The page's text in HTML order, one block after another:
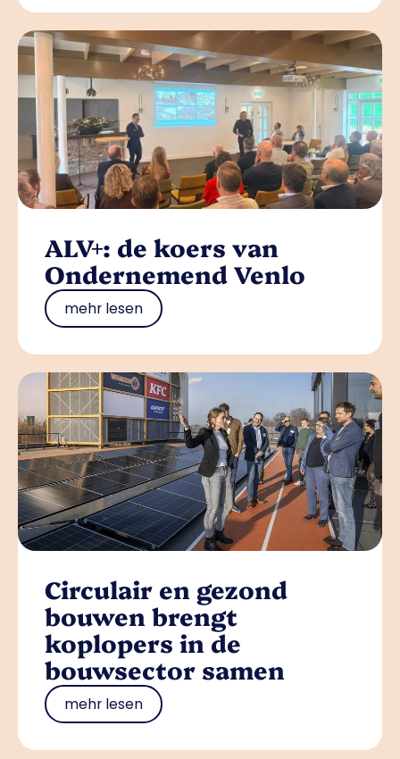
ALV+: de koers van
Ondernemend Venlo
mehr lesen
Circulair en gezond
bouwen brengt
koplopers in de
bouwsector samen
mehr lesen